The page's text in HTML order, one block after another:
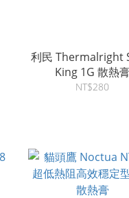
利民 Thermalright
King 1G 散熱膏
NT$280